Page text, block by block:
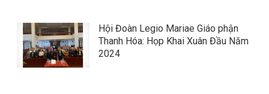
Hội Đoàn Legio Mariae Giáo phận
Thanh Hóa: Họp Khai Xuân Đầu Năm
2024